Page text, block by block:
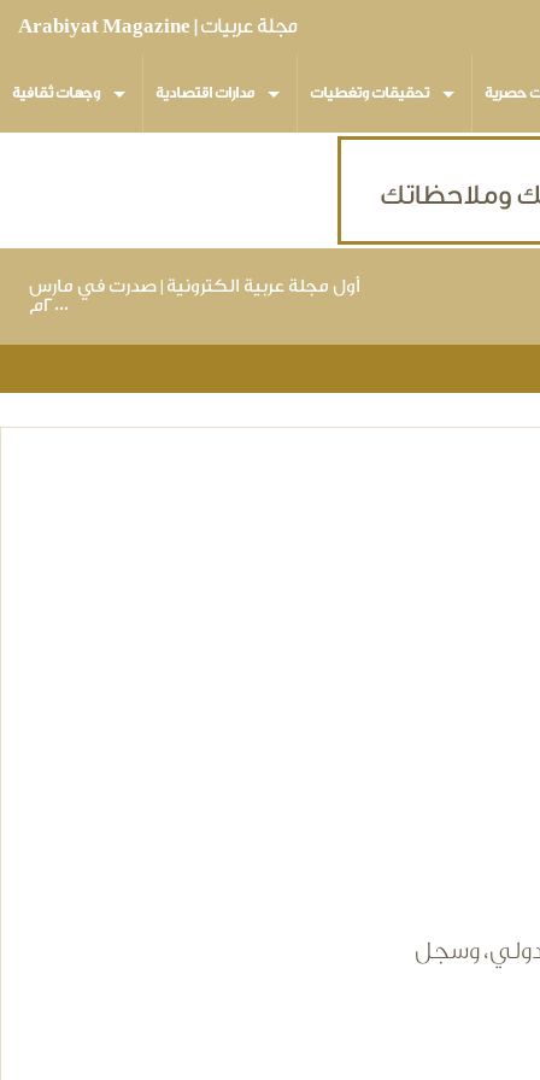
مجلة عربيات | Arabiyat Magazine
وجهات ثقافية مدارات اقتصادية تحقيقات وتغطيات حصرية
أول مجلة عربية الكترونية | صدرت في مارس
٢٠٠٠م
وسجل